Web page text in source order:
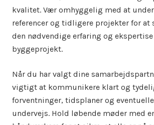
kvalitet. Vær omhyggelig med at
referencer og tidligere projekter for at
den nødvendige erfaring og
byggeprojekt.
Når du har valgt dine
vigtigt at kommunikere klart og
forventninger, tidsplaner og
undervejs. Hold løbende møder med